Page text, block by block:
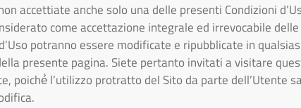
accettiate anche solo una delle presenti Condizioni
come accettazione integrale ed irrevocabile
potranno essere modificate e ripubblicate in
presente pagina. Siete pertanto invitati a visitare
poiché́ l’utilizzo protratto del Sito da parte dell’Utente